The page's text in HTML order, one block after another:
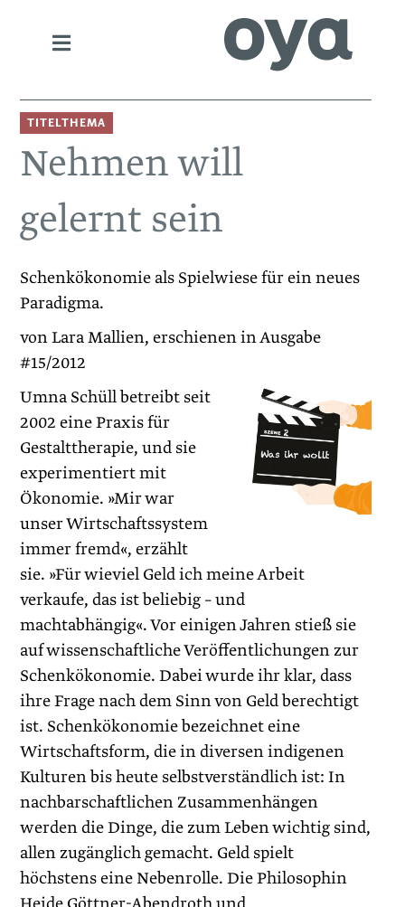
TITELTHEMA
Nehmen will
gelernt sein
Schenkökonomie als Spielwiese für ein neues
Paradigma.
von Lara Mallien, erschienen in Ausgabe
#15/2012
Umna Schüll betreibt seit
2002 eine Praxis für
Gestalttherapie, und sie
experimentiert mit
Ökonomie. »Mir war
unser Wirtschaftssystem
immer fremd«, erzählt
sie. »Für wieviel Geld ich meine Arbeit
verkaufe, das ist beliebig – und
machtabhängig«. Vor einigen Jahren stieß sie
auf wissenschaftliche Veröffentlichungen zur
Schenkökonomie. Dabei wurde ihr klar, dass
ihre Frage nach dem Sinn von Geld berechtigt
ist. Schenkökonomie bezeichnet eine
Wirtschaftsform, die in diversen indigenen
Kulturen bis heute selbstverständlich ist: In
nachbarschaftlichen Zusammenhängen
werden die Dinge, die zum Leben wichtig sind,
allen zugänglich gemacht. Geld spielt
höchstens eine Nebenrolle. Die Philosophin